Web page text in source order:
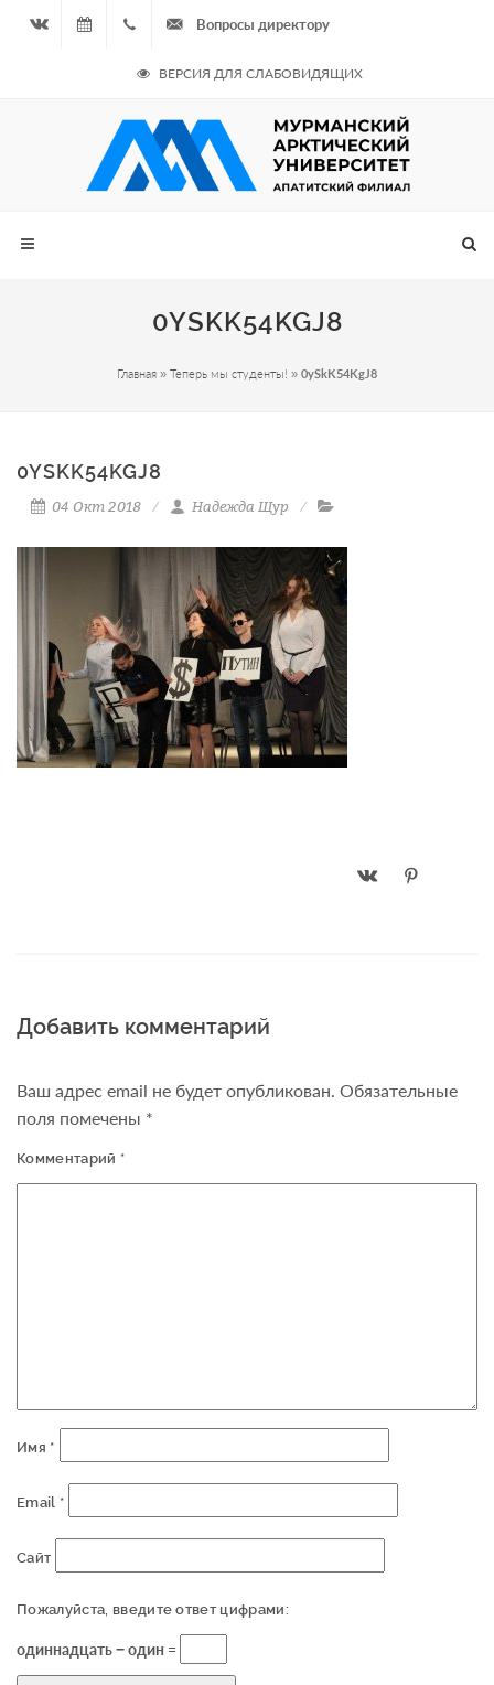
09.08.2026
- Чётная
неделя
964
687
Вопросы директору
ВЕРСИЯ ДЛЯ СЛАБОВИДЯЩИХ
0YSKK54KGJ8
Главная » Теперь мы студенты! » 0ySkK54KgJ8
0YSKK54KGJ8
04 Окт 2018 Надежда Щур
Добавить комментарий
Ваш адрес email не будет опубликован. Обязательные
поля помечены *
Комментарий *
Имя *
Email *
Сайт
Пожалуйста, введите ответ цифрами:
одиннадцать − один =